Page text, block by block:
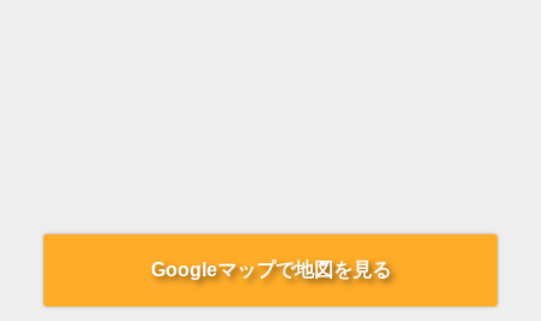
Googleマップで地図を見る